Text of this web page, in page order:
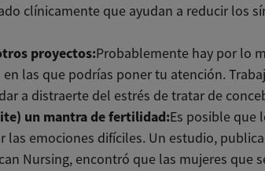
clínicamente que ayudan a reducir los
proyectos:Probablemente hay por lo
las que podrías poner tu atención.
a distraerte del estrés de tratar de
un mantra de fertilidad:Es posible que
las emociones difíciles. Un estudio,
Nursing, encontró que las mujeres que